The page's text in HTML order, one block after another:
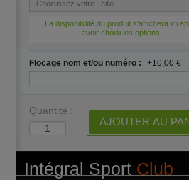
La disponibilité du produit s'affichera ici
avoir choisi les options.
Flocage nom et/ou numéro : +10,00 €
Quantité :
AJOUTER AU
Intégral Sport Club